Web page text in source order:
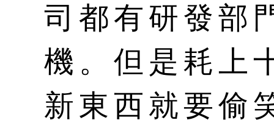
司都有研發部
機。但是耗上
新東西就要偷